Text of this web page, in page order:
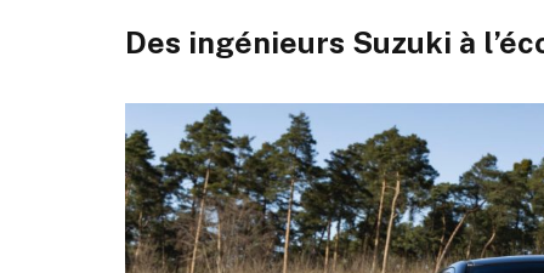
Des ingénieurs Suzuki à